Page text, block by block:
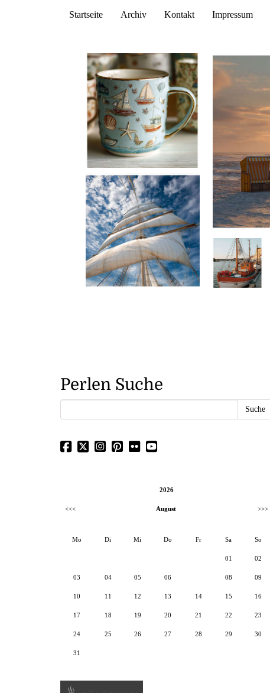
Startseite Archiv Kontakt Impressum
Perlen Suche
2026
<<< August >>>
Mo Di Mi Do Fr Sa So
01 02
03 04 05 06 08 09
10 11 12 13 14 15 16
17 18 19 20 21 22 23
24 25 26 27 28 29 30
31